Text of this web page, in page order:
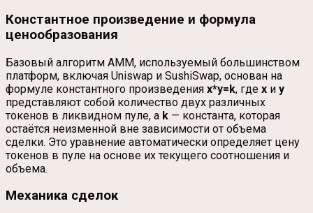
Константное произведение и формула
ценообразования
Базовый алгоритм AMM, используемый большинством
платформ, включая Uniswap и SushiSwap, основан на
формуле константного произведения x*y=k, где x и y
представляют собой количество двух различных
токенов в ликвидном пуле, а k — константа, которая
остаётся неизменной вне зависимости от объема
сделки. Это уравнение автоматически определяет цену
токенов в пуле на основе их текущего соотношения и
объема.
Механика сделок